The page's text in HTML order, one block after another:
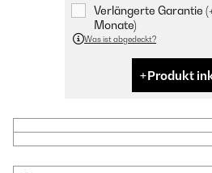
Verlängerte Garantie
Monate)
Was ist abgedeckt?
Produkt